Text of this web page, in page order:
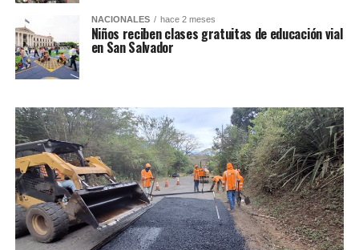
NACIONALES hace 2 meses
Niños reciben clases gratuitas de educación vial
en San Salvador